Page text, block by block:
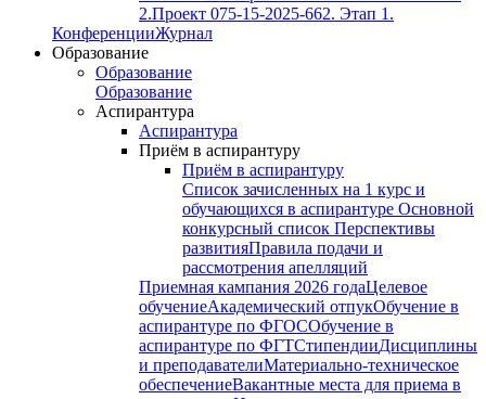
2.Проект 075-15-2025-662. Этап 1.
КонференцииЖурнал
Образование
Образование
Образование
Аспирантура
Аспирантура
Приём в аспирантуру
Приём в аспирантуру
Список зачисленных на 1 курс и
обучающихся в аспирантуре Основной
конкурсный список Перспективы
развитияПравила подачи и
рассмотрения апелляций
Приемная кампания 2026 годаЦелевое
обучениеАкадемический отпукОбучение в
аспирантуре по ФГОСОбучение в
аспирантуре по ФГТСтипендииДисциплины
и преподавателиМатериально-техническое
обеспечениеВакантные места для приема в